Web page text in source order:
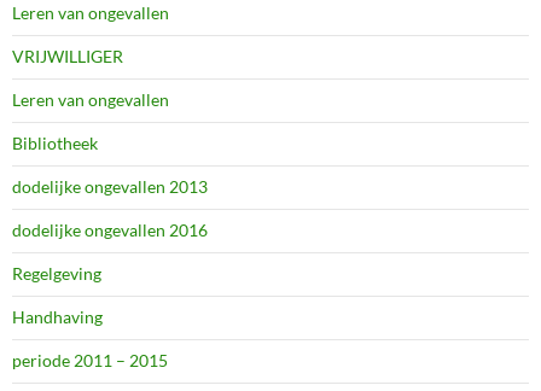
Leren van ongevallen
VRIJWILLIGER
Leren van ongevallen
Bibliotheek
dodelijke ongevallen 2013
dodelijke ongevallen 2016
Regelgeving
Handhaving
periode 2011 – 2015